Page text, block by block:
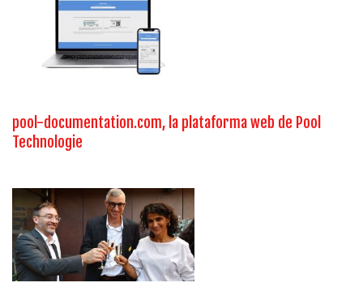
pool-documentation.com, la plataforma web de Pool
Technologie